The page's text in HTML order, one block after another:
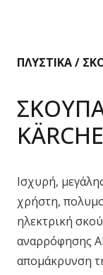
ΠΛΥΣΤΙΚΑ /
Ισχυρή,
χρήστη,
ηλεκτρική
αναρρόφησης
απομάκρυνση